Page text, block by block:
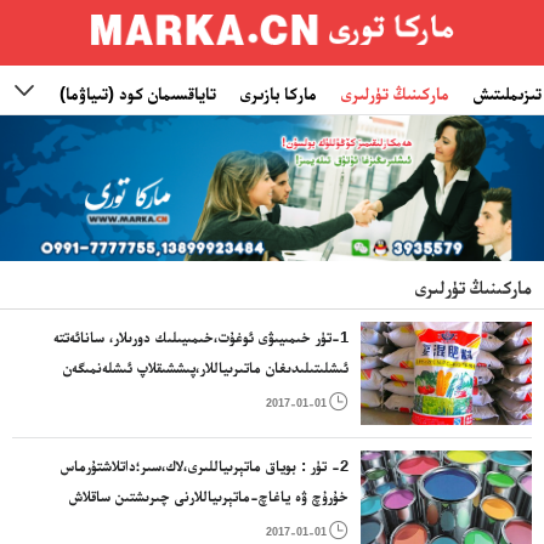
 ماركىنىڭ تۈرلىرى ماركا بازىرى تاياقسىمان كود (تىياۋما)
ماركىنىڭ تۈرلىرى
1-تۈر خىمىيىۋى ئوغۇت،خىمىيىلىك دورىلار، سانائەتتە
ئىشلىتىلىدىغان ماتىرىياللار،پىششىقلاپ ئىشلەنمىگەن
كاۋچۇك ماتىرىياللىرى،يېزا ئىگىلىك، باغۋەنچىلىك،

2017-01-01
2- تۈر : بوياق ماتېرىياللىرى،لاك،سىر؛داتلاشتۇرماس
خۇرۇچ ۋە ياغاچ-ماتېرىياللارنى چىرىشتىن ساقلاش
دورىلىرى؛رەڭلىگۈچ؛بوياشقا ۋاستە بولغۇچى ماددا؛

2017-01-01